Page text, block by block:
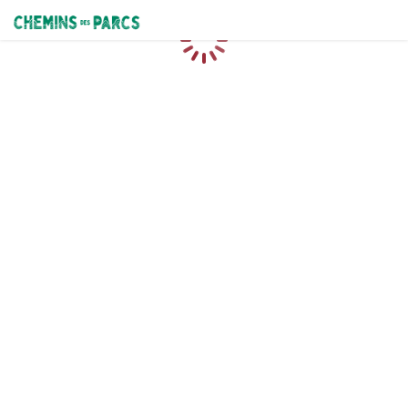
Chemins des Parcs
Chargement